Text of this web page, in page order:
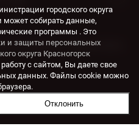
область, г. Красногорск,
городского округа
может собирать данные,
программы . Это
и защиты персональных
округа Красногорск
с сайтом, Вы даете свое
данных. Файлы cookie можно
Отклонить